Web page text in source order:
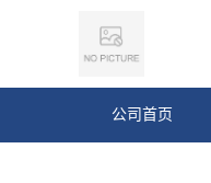
公司首页